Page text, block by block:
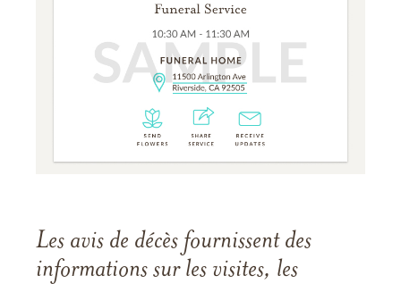
Les avis de décès fournissent des
informations sur les visites, les